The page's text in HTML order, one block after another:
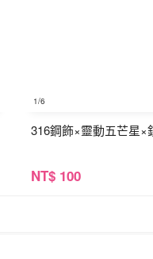
1/6
316鋼飾×靈動五芒星×
NT$ 100